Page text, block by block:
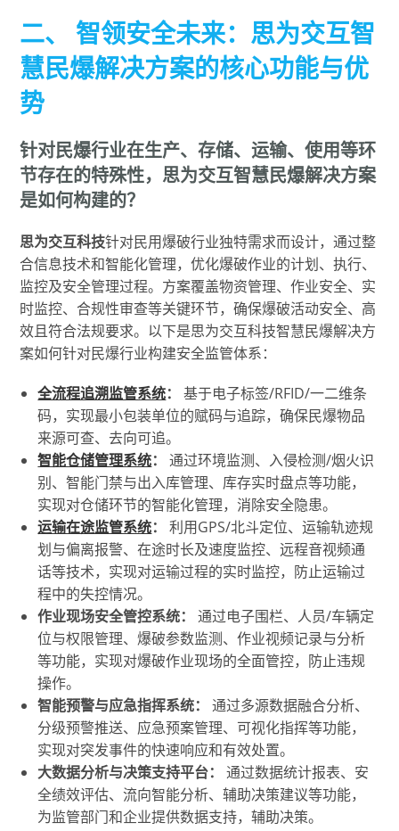
二、 智领安全未来：思为交互智
慧民爆解决方案的核心功能与优
势
针对民爆行业在生产、存储、运输、使用等环
节存在的特殊性，思为交互智慧民爆解决方案
是如何构建的？
思为交互科技针对民用爆破行业独特需求而设计，通过整
合信息技术和智能化管理，优化爆破作业的计划、执行、
监控及安全管理过程。方案覆盖物资管理、作业安全、实
时监控、合规性审查等关键环节，确保爆破活动安全、高
效且符合法规要求。以下是思为交互科技智慧民爆解决方
案如何针对民爆行业构建安全监管体系：
全流程追溯监管系统：
基于电子标签/RFID/一二维条
码，实现最小包装单位的赋码与追踪，确保民爆物品
来源可查、去向可追。
智能仓储管理系统：
通过环境监测、入侵检测/烟火识
别、智能门禁与出入库管理、库存实时盘点等功能，
实现对仓储环节的智能化管理，消除安全隐患。
运输在途监管系统：
利用GPS/北斗定位、运输轨迹规
划与偏离报警、在途时长及速度监控、远程音视频通
话等技术，实现对运输过程的实时监控，防止运输过
程中的失控情况。
作业现场安全管控系统：
通过电子围栏、人员/车辆定
位与权限管理、爆破参数监测、作业视频记录与分析
等功能，实现对爆破作业现场的全面管控，防止违规
操作。
智能预警与应急指挥系统：
通过多源数据融合分析、
分级预警推送、应急预案管理、可视化指挥等功能，
实现对突发事件的快速响应和有效处置。
大数据分析与决策支持平台：
通过数据统计报表、安
全绩效评估、流向智能分析、辅助决策建议等功能，
为监管部门和企业提供数据支持，辅助决策。